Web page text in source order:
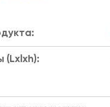
(Lxlxh):